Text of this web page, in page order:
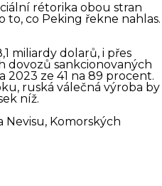
rétorika obou stran
to, co Peking řekne nahlas.
miliardy dolarů, i přes
dovozů sankcionovaných
ze 41 na 89 procent.
ruská válečná výroba by
níž.
Nevisu, Komorských